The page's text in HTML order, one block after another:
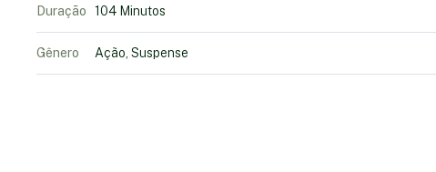
Duração 104 Minutos
Gênero Ação, Suspense